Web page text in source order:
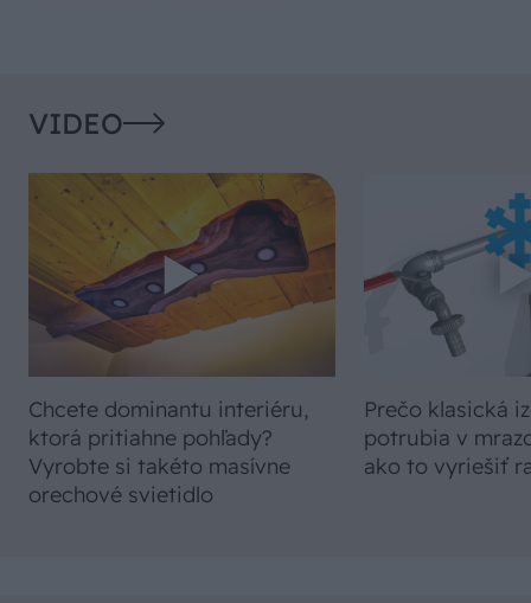
VIDEO
Chcete dominantu interiéru,
ktorá pritiahne pohľady?
Vyrobte si takéto masívne
orechové svietidlo
Prečo klasická
potrubia v
ako to vyriešiť